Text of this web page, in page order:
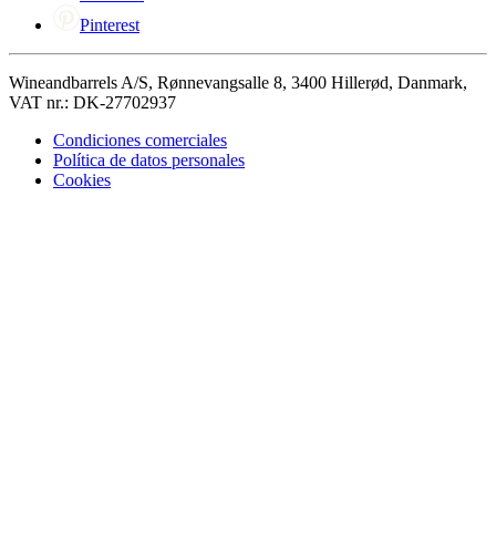
Pinterest
Wineandbarrels A/S, Rønnevangsalle 8, 3400 Hillerød, Danmark,
VAT nr.: DK-27702937
Condiciones comerciales
Política de datos personales
Cookies